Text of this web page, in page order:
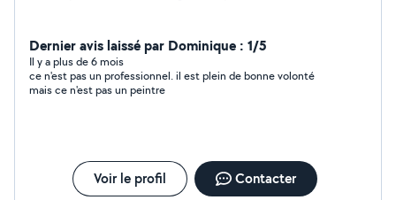
Dernier avis laissé par Dominique : 1/5
Il y a plus de 6 mois
ce n'est pas un professionnel. il est plein de bonne volonté
mais ce n'est pas un peintre
Voir le profil Contacter